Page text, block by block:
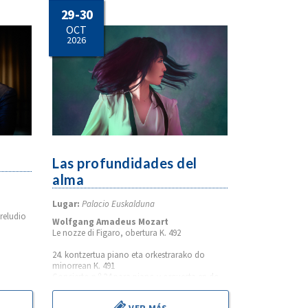
29 - 30
OCT
2026
Las profundidades del
alma
Lugar: Palacio Euskalduna
Wolfgang Amadeus Mozart
Le nozze di Figaro, obertura K. 492
24. kontzertua piano eta orkestrarako do
minorrean K. 491
menor K. 491